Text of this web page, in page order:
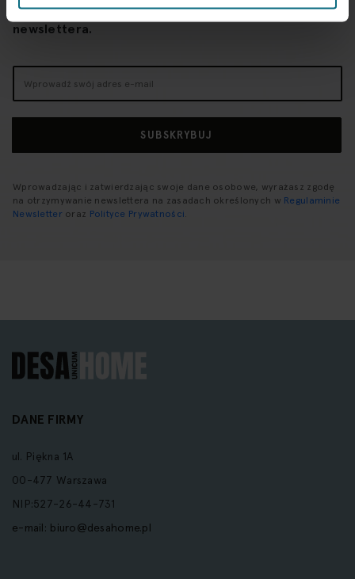
dotyczące oferty Desa Home - zapisz się do naszego
newslettera.
nasz
SUBSKRYBUJ
Wprowadzając i zatwierdzając swoje dane osobowe, wyrażasz zgodę
na otrzymywanie newslettera na zasadach określonych w Regulaminie
Newsletter oraz Polityce Prywatności.
DANE FIRMY
ul. Piękna 1A
00-477 Warszawa
NIP:527-26-44-731
e-mail: biuro@desahome.pl